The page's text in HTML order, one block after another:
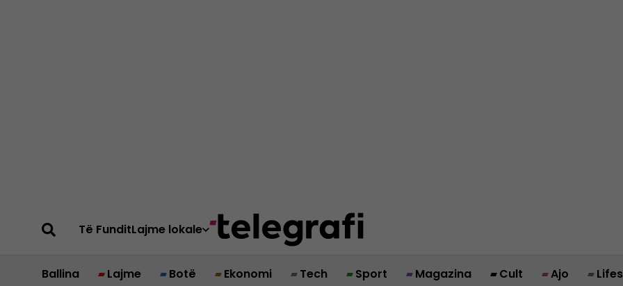
Të FunditLajme lokale
Ballina Lajme Botë Ekonomi Tech Sport Magazina Cult Ajo